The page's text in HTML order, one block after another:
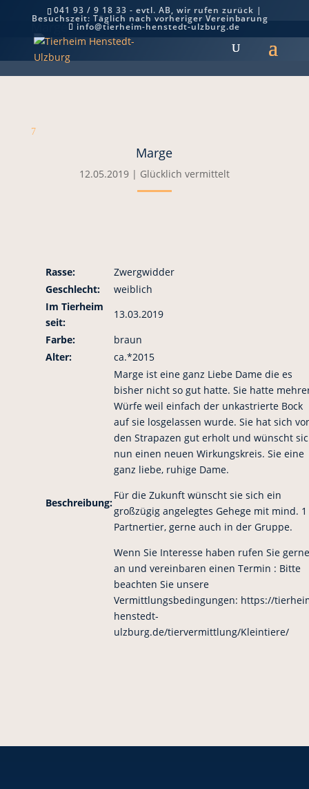
041 93 / 9 18 33 - evtl. AB, wir rufen zurück |
Besuchszeit: Täglich nach vorheriger Vereinbarung
info@tierheim-henstedt-ulzburg.de
Marge
7
Marge
12.05.2019| Glücklich vermittelt
Rasse:
Zwergwidder
Geschlecht:
weiblich
Im Tierheim
seit:
13.03.2019
Farbe:
braun
Alter:
ca.*2015
Beschreibung:
Marge ist eine ganz Liebe Dame die es
bisher nicht so gut hatte. Sie hatte
Würfe weil einfach der unkastrierte Bock
auf sie losgelassen wurde. Sie hat sich
den Strapazen gut erholt und wünscht
nun einen neuen Wirkungskreis. Sie eine
ganz liebe, ruhige Dame.
Für die Zukunft wünscht sie sich ein
großzügig angelegtes Gehege mit mind. 1
Partnertier, gerne auch in der Gruppe.
Wenn Sie Interesse haben rufen Sie gerne
an und vereinbaren einen Termin : Bitte
beachten Sie unsere
Vermittlungsbedingungen: https://
henstedt-
ulzburg.de/tiervermittlung/Kleintiere/